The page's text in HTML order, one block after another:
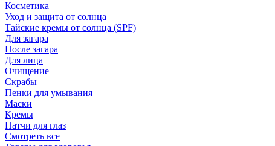
Косметика
Уход и защита от солнца
Тайские кремы от солнца (SPF)
Для загара
После загара
Для лица
Очищение
Скрабы
Пенки для умывания
Маски
Кремы
Патчи для глаз
Смотреть все